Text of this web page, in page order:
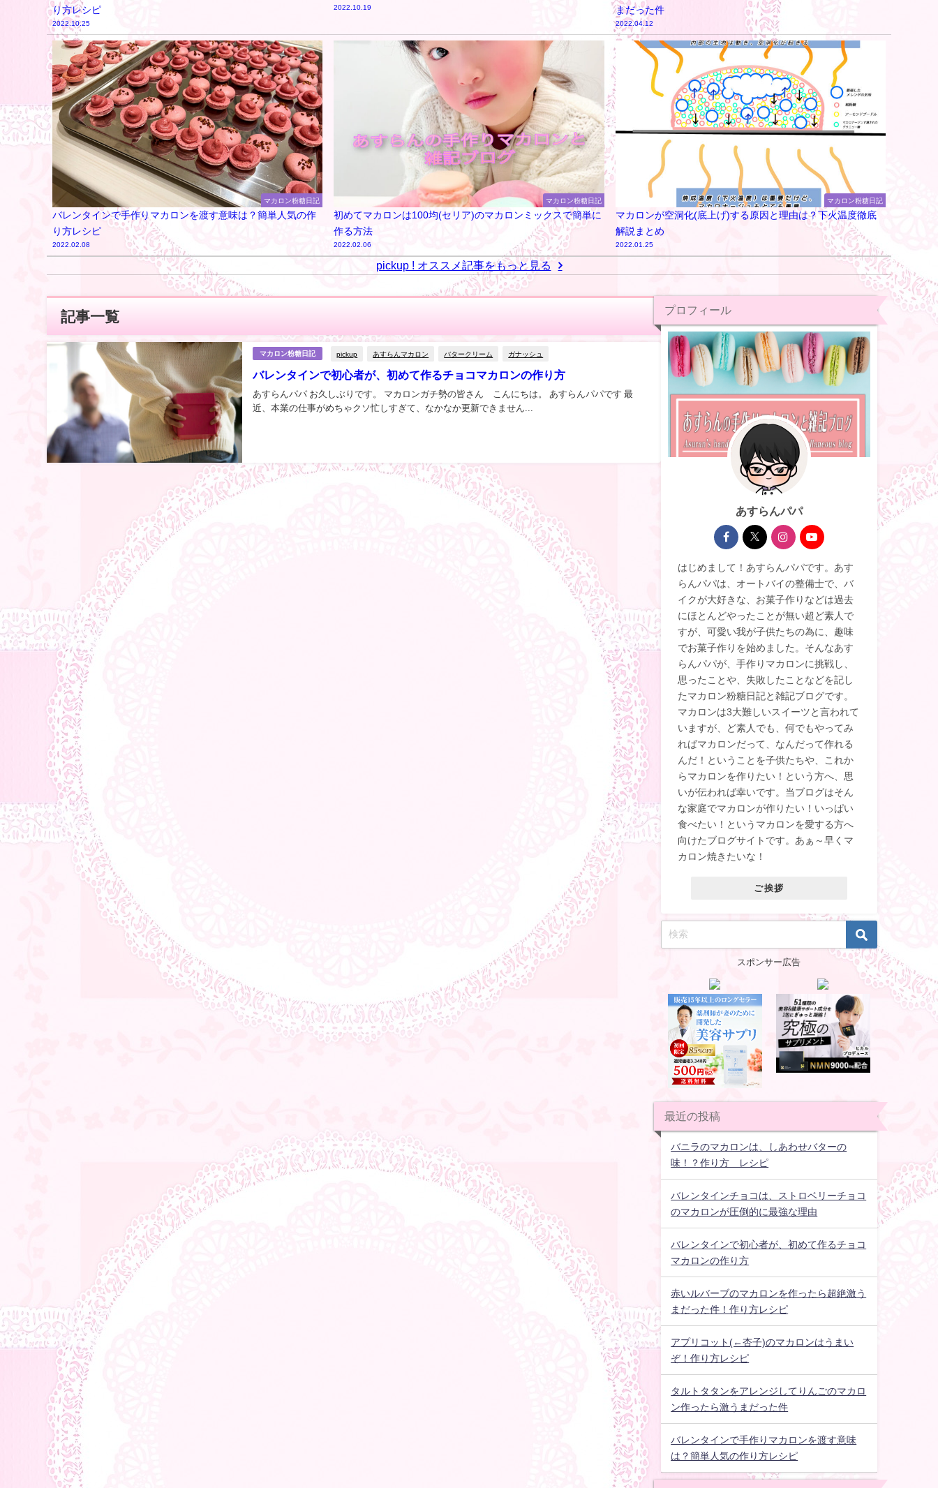
り方レシピ
2022.10.25
2022.10.19
まだった件
2022.04.12
マカロン粉糖日記
バレンタインで手作りマカロンを渡す意味は？簡単人気の作
り方レシピ
2022.02.08
マカロン粉糖日記
初めてマカロンは100均(セリア)のマカロンミックスで簡単に
作る方法
2022.02.06
マカロン粉糖日記
マカロンが空洞化(底上げ)する原因と理由は？下火温度徹底
解説まとめ
2022.01.25
pickup ! オススメ記事をもっと見る
記事一覧
マカロン粉糖日記 pickup あすらんマカロン バタークリーム ガナッシュ
バレンタインで初心者が、初めて作るチョコマカロンの作り方
あすらんパパ お久しぶりです。 マカロンガチ勢の皆さん こんにちは。 あすらんパパです 最
近、本業の仕事がめちゃクソ忙しすぎて、なかなか更新できません...
プロフィール
あすらんパパ
はじめまして！あすらんパパです。あす
らんパパは、オートバイの整備士で、バ
イクが大好きな、お菓子作りなどは過去
にほとんどやったことが無い超ど素人で
すが、可愛い我が子供たちの為に、趣味
でお菓子作りを始めました。そんなあす
らんパパが、手作りマカロンに挑戦し、
思ったことや、失敗したことなどを記し
たマカロン粉糖日記と雑記ブログです。
マカロンは3大難しいスイーツと言われて
いますが、ど素人でも、何でもやってみ
ればマカロンだって、なんだって作れる
んだ！ということを子供たちや、これか
らマカロンを作りたい！という方へ、思
いが伝われば幸いです。当ブログはそん
な家庭でマカロンが作りたい！いっぱい
食べたい！というマカロンを愛する方へ
向けたブログサイトです。あぁ～早くマ
カロン焼きたいな！
ご挨拶
スポンサー広告
最近の投稿
バニラのマカロンは、しあわせバターの
味！？作り方 レシピ
バレンタインチョコは、ストロベリーチョコ
のマカロンが圧倒的に最強な理由
バレンタインで初心者が、初めて作るチョコ
マカロンの作り方
赤いルバーブのマカロンを作ったら超絶激う
まだった件！作り方レシピ
アプリコット(←杏子)のマカロンはうまい
ぞ！作り方レシピ
タルトタタンをアレンジしてりんごのマカロ
ン作ったら激うまだった件
バレンタインで手作りマカロンを渡す意味
は？簡単人気の作り方レシピ